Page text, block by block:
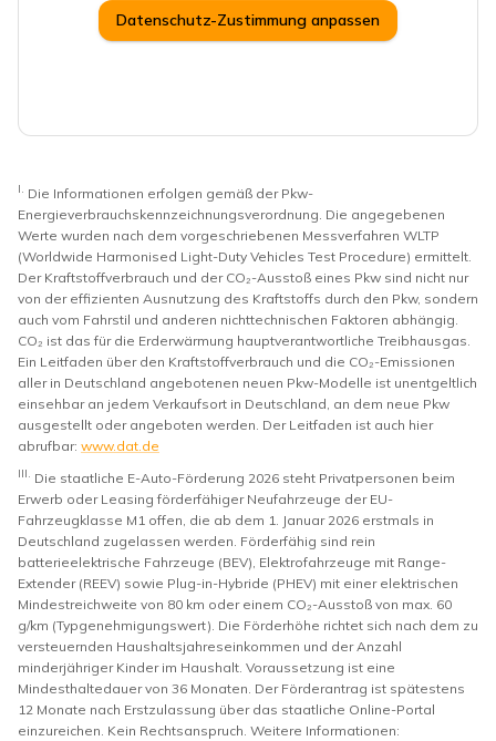
Datenschutz-Zustimmung anpassen
I.
Die Informationen erfolgen gemäß der Pkw-
Energieverbrauchskennzeichnungsverordnung. Die angegebenen
Werte wurden nach dem vorgeschriebenen Messverfahren WLTP
(Worldwide Harmonised Light-Duty Vehicles Test Procedure) ermittelt.
Der Kraftstoffverbrauch und der CO₂-Ausstoß eines Pkw sind nicht nur
von der effizienten Ausnutzung des Kraftstoffs durch den Pkw, sondern
auch vom Fahrstil und anderen nichttechnischen Faktoren abhängig.
CO₂ ist das für die Erderwärmung hauptverantwortliche Treibhausgas.
Ein Leitfaden über den Kraftstoffverbrauch und die CO₂-Emissionen
aller in Deutschland angebotenen neuen Pkw-Modelle ist unentgeltlich
einsehbar an jedem Verkaufsort in Deutschland, an dem neue Pkw
ausgestellt oder angeboten werden. Der Leitfaden ist auch hier
abrufbar: www.dat.de
III.
Die staatliche E-Auto-Förderung 2026 steht Privatpersonen beim
Erwerb oder Leasing förderfähiger Neufahrzeuge der EU-
Fahrzeugklasse M1 offen, die ab dem 1. Januar 2026 erstmals in
Deutschland zugelassen werden. Förderfähig sind rein
batterieelektrische Fahrzeuge (BEV), Elektrofahrzeuge mit Range-
Extender (REEV) sowie Plug-in-Hybride (PHEV) mit einer elektrischen
Mindestreichweite von 80 km oder einem CO₂-Ausstoß von max. 60
g/km (Typgenehmigungswert). Die Förderhöhe richtet sich nach dem zu
versteuernden Haushaltsjahreseinkommen und der Anzahl
minderjähriger Kinder im Haushalt. Voraussetzung ist eine
Mindesthaltedauer von 36 Monaten. Der Förderantrag ist spätestens
12 Monate nach Erstzulassung über das staatliche Online-Portal
einzureichen. Kein Rechtsanspruch. Weitere Informationen: